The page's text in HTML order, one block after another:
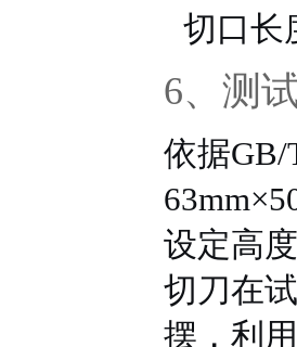
切口长
6、测
依据GB/
设定高
切刀在
摆，利